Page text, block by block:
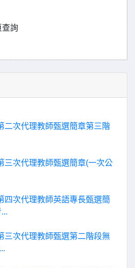
詢
二次代理教師甄選簡章第三階
三次代理教師甄選簡章(一次公
四次代理教師英語專長甄選簡
三次代理教師甄選第二階段無